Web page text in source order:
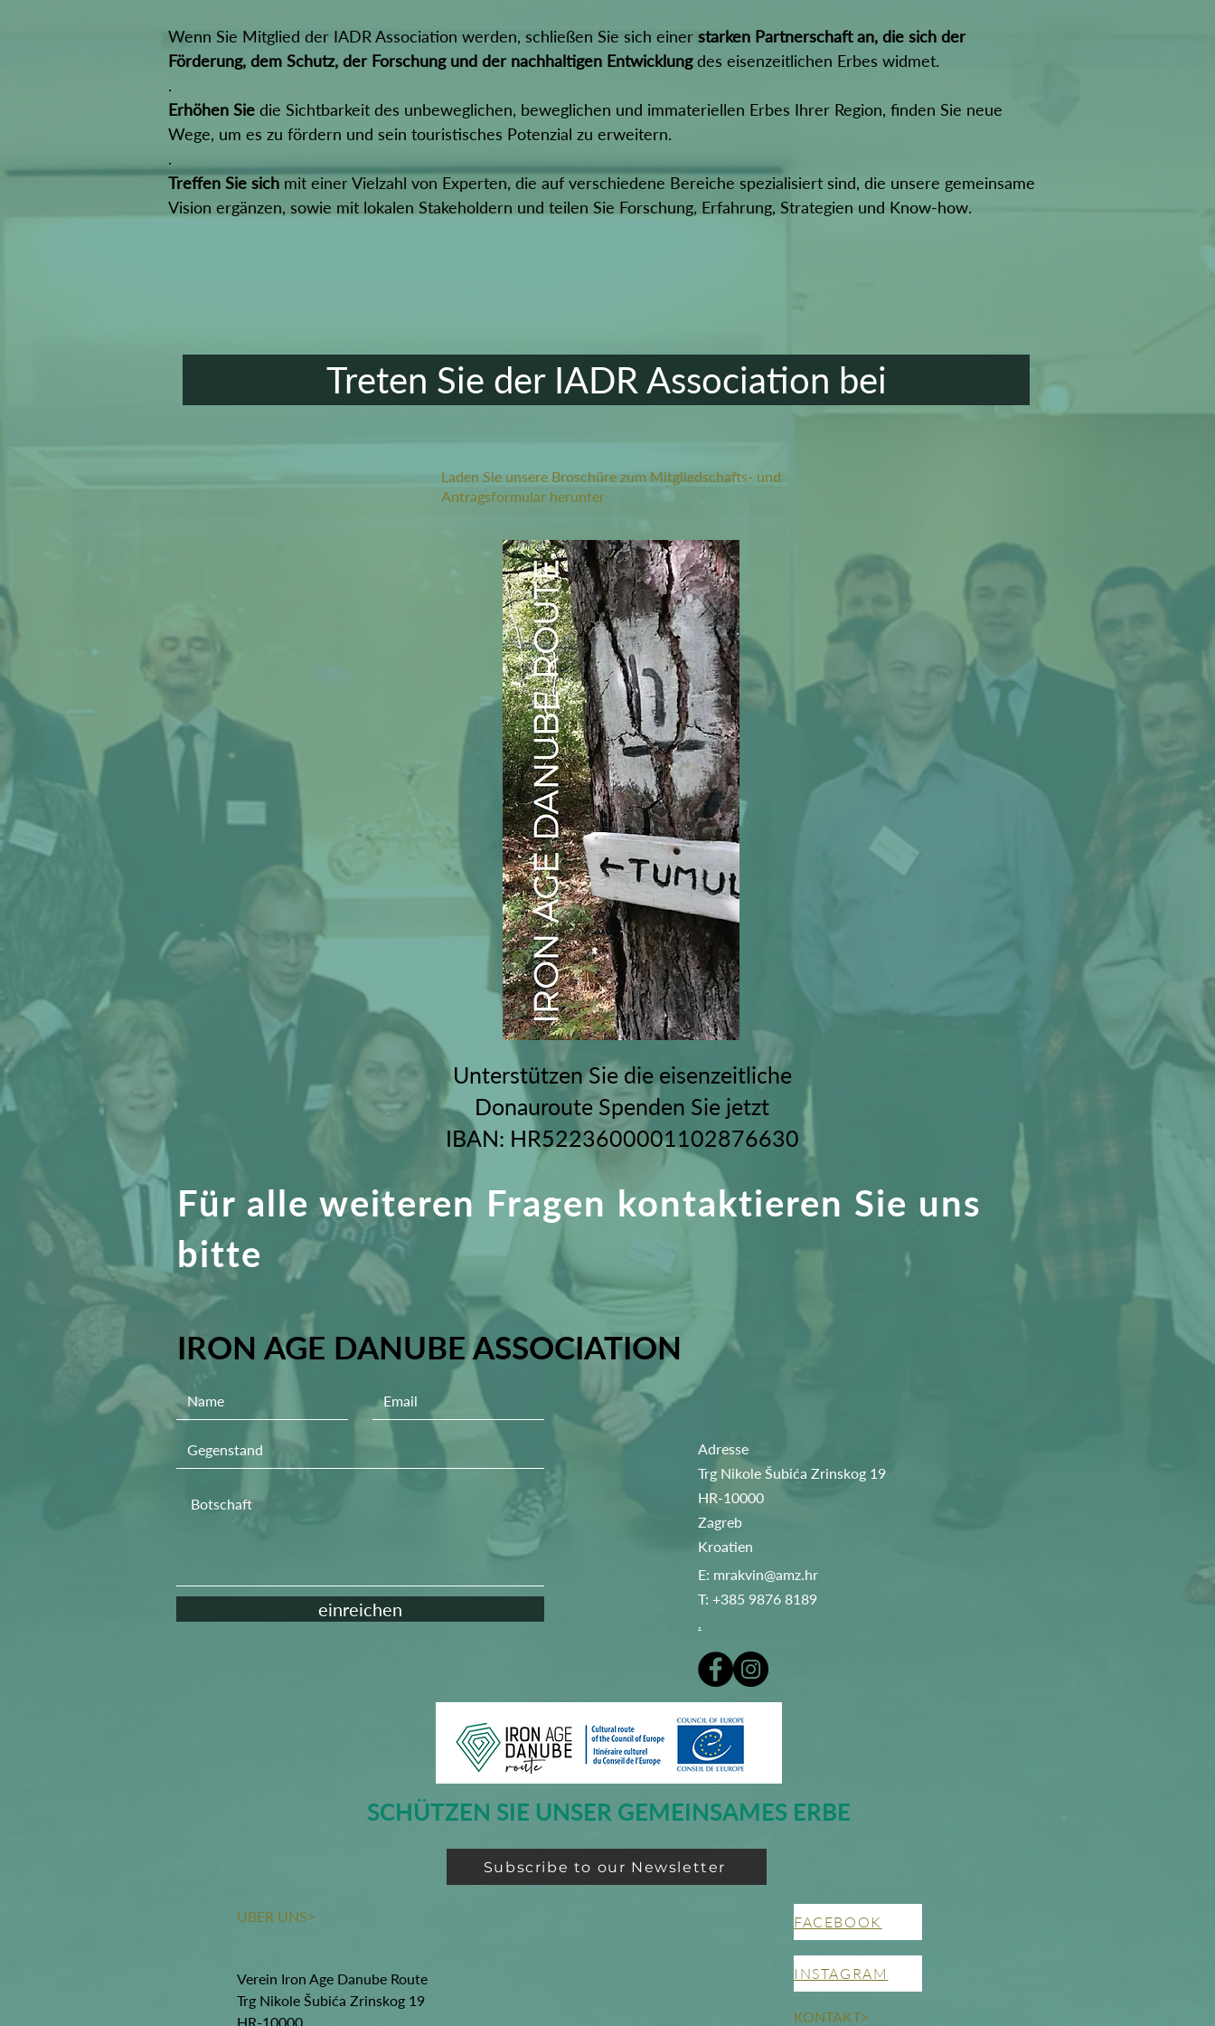
Wenn Sie Mitglied der IADR Association werden, schließen Sie sich einer starken Partnerschaft an, die sich der
Förderung, dem Schutz, der Forschung und der nachhaltigen Entwicklungdes eisenzeitlichen Erbes widmet.
.
Erhöhen Sie die Sichtbarkeit des unbeweglichen, beweglichen und immateriellen Erbes Ihrer Region, finden Sie neue
Wege, um es zu fördern und sein touristisches Potenzial zu erweitern.
.
Treffen Sie sich mit einer Vielzahl von Experten, die auf verschiedene Bereiche spezialisiert sind, die unsere gemeinsame
Vision ergänzen, sowie mit lokalen Stakeholdern und teilen Sie Forschung, Erfahrung, Strategien und Know-how.
Treten Sie der IADR Association bei
Laden Sie unsere Broschüre zum Mitgliedschafts- und
Antragsformular herunter
Unterstützen Sie die eisenzeitliche
Donauroute Spenden Sie jetzt
IBAN: HR5223600001102876630
Für alle weiteren Fragen kontaktieren Sie uns
bitte
IRON AGE DANUBE ASSOCIATION
einreichen
Adresse
Trg Nikole Šubića Zrinskog 19
HR-10000
Zagreb
Kroatien
E: mrakvin@amz.hr
T: +385 9876 8189
.
SCHÜTZEN SIE UNSER GEMEINSAMES ERBE
Subscribe to our Newsletter
ÜBER UNS>
Verein Iron Age Danube Route
Trg Nikole Šubića Zrinskog 19
HR-10000
FACEBOOK
INSTAGRAM
KONTAKT>